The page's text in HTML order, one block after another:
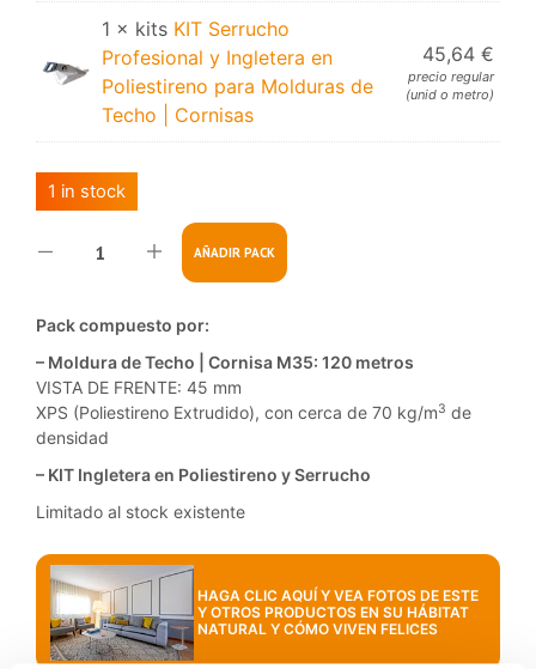
1 × kits KIT Serrucho
Profesional y Ingletera en
Poliestireno para Molduras de
Techo | Cornisas
45,64 €
precio regular
(unid o metro)
1 in stock
AÑADIR PACK
Pack compuesto por:
– Moldura de Techo | Cornisa M35: 120 metros
VISTA DE FRENTE: 45 mm
XPS (Poliestireno Extrudido), con cerca de 70 kg/m3 de
densidad
– KIT Ingletera en Poliestireno y Serrucho
Limitado al stock existente
HAGA CLIC AQUÍ Y VEA FOTOS DE ESTE
Y OTROS PRODUCTOS EN SU HÁBITAT
NATURAL Y CÓMO VIVEN FELICES